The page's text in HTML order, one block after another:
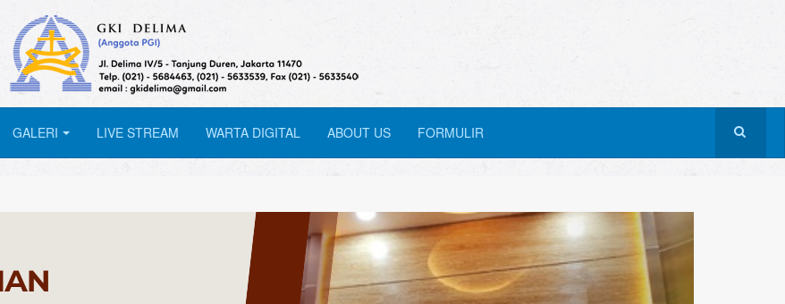
GALERI LIVE STREAM WARTA DIGITAL ABOUT US FORMULIR
Next